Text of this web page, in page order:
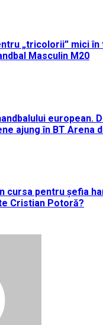
„tricolorii” mici în
Masculin M20
european.
ajung în BT Arena
cursa pentru șefia
Cristian Potoră?